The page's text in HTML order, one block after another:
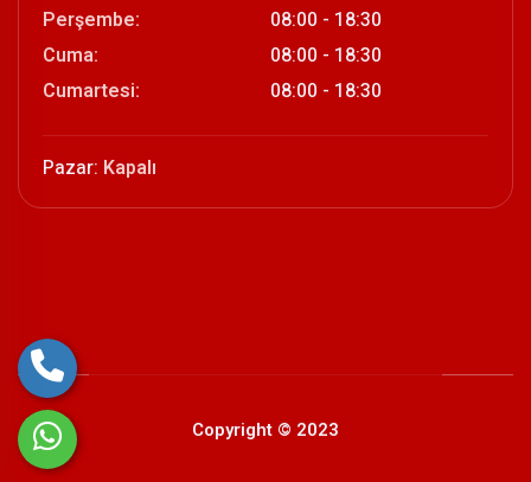
Perşembe:
08:00 - 18:30
Cuma:
08:00 - 18:30
Cumartesi:
08:00 - 18:30
Pazar: Kapalı
Copyright © 2023